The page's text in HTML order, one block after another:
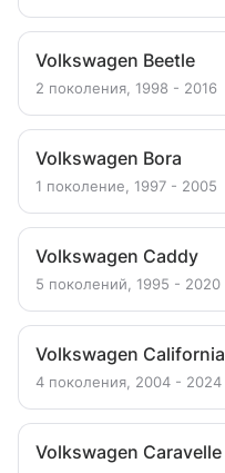
Volkswagen Beetle
2 поколения, 1998 - 2016
Volkswagen Bora
1 поколение, 1997 - 2005
Volkswagen Caddy
5 поколений, 1995 - 2020
Volkswagen California
4 поколения, 2004 - 2024
Volkswagen Caravelle